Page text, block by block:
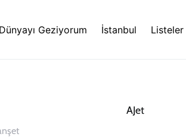
Dünyayı Geziyorum İstanbul Listeler